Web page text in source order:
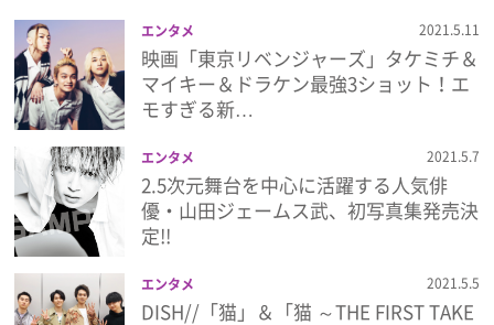
ファッション
ビューティー
カフェ・グルメ
エンタメ
ライフスタイル
エンタメ 2021.5.11
映画「東京リベンジャーズ」タケミチ＆
マイキー＆ドラケン最強3ショット！エ
モすぎる新…
エンタメ 2021.5.7
2.5次元舞台を中心に活躍する人気俳
優・山田ジェームス武、初写真集発売決
定!!
エンタメ 2021.5.5
DISH//「猫」＆「猫 ～THE FIRST TAKE